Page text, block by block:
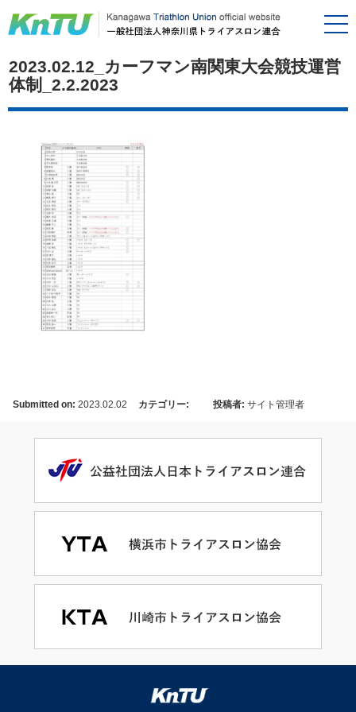
2023.02.12_カーフマン南関東大会競技運営
体制_2.2.2023
Submitted on: 2023.02.02 カテゴリー: 投稿者: サイト管理者